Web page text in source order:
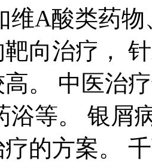
维A酸类药
向治疗，
。 中医治
浴等。 银屑
的方案。